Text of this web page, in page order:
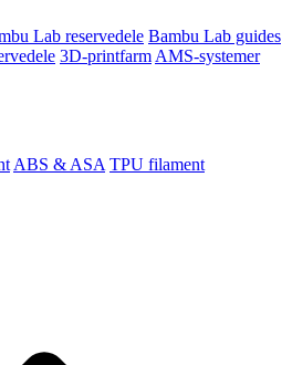
Lab reservedele Bambu Lab guides
3D-printfarm AMS-systemer
ABS & ASA TPU filament